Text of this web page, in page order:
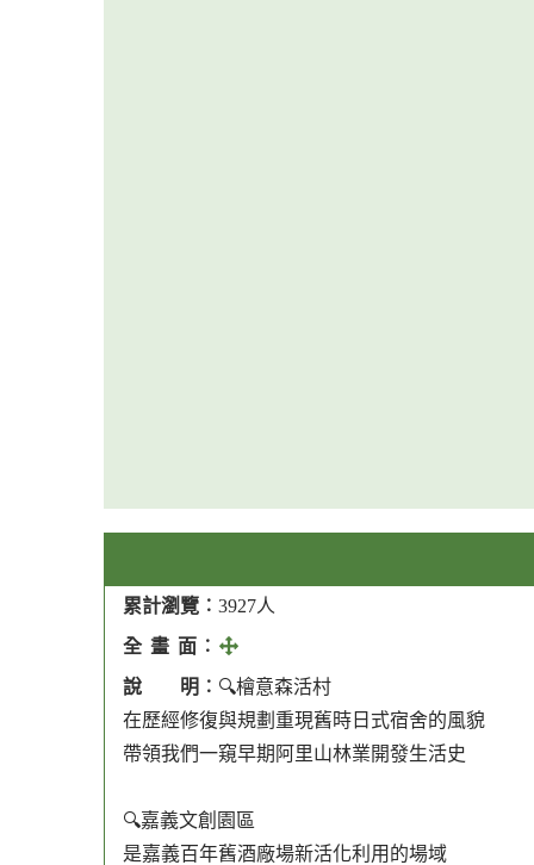
累計瀏覽︰ 3927人
全 畫 面︰
全
畫
面
(另
視
窗)
說 明︰ 🔍檜意森活村
在歷經修復與規劃重現舊時日式宿舍的風貌
帶領我們一窺早期阿里山林業開發生活史
🔍嘉義文創園區
是嘉義百年舊酒廠場新活化利用的場域